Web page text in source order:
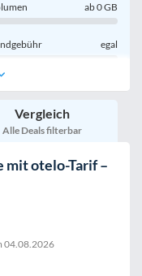
ab0GB
egal
Young-Tarife
Kombi-Tarife
Vergleich
Alle Deals filterbar
mit otelo-Tarif –
04.08.2026